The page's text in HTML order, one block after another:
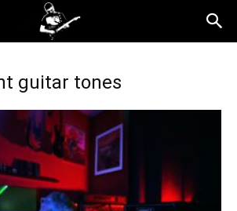
guitar tones